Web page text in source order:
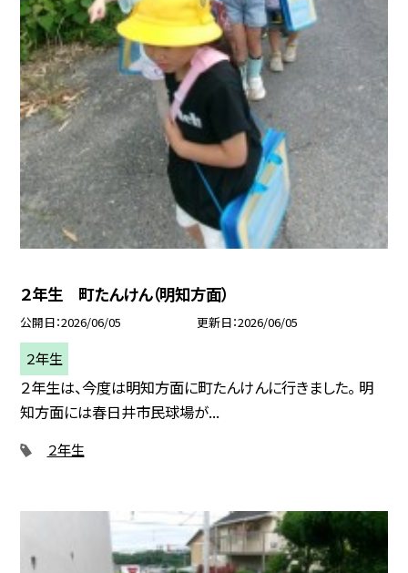
２年生 町たんけん（明知方面）
公開日 2026/06/05 更新日 2026/06/05
２年生
２年生は、今度は明知方面に町たんけんに行きました。 明
知方面には春日井市民球場が...
２年生